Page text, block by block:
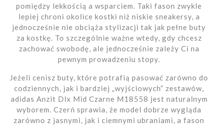
pomiędzy lekkością a wsparciem. Taki fason zwykle
lepiej chroni okolice kostki niż niskie sneakersy, a
jednocześnie nie obciąża stylizacji tak jak pełne buty
za kostkę. To szczególnie ważne wtedy, gdy chcesz
zachować swobodę, ale jednocześnie zależy Ci na
pewnym prowadzeniu stopy.
Jeżeli cenisz buty, które potrafią pasować zarówno do
codziennych, jak i bardziej „wyjściowych” zestawów,
adidas Anzit Dlx Mid Czarne M18558 jest naturalnym
wyborem. Czerń sprawia, że model dobrze wygląda
zarówno z jasnymi, jak i ciemnymi ubraniami, a fason